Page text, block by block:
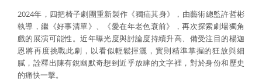
2024年，四把椅子劇團重新製作《獨疝其身》，由藝術總監許哲彬
執導，繼《好事清單》、《愛在年老色衰前》，再次探索劇場獨角
戲的展演可能性。近年曝光度與討論度持續升高、備受注目的楊迦
恩將再度挑戰此劇，以看似輕鬆揮灑，實則精準掌握的狂放與細
膩，詮釋出陳有銳幽默奇想到近乎放肆的文字裡，對於身份和歷史
的痛快一擊。